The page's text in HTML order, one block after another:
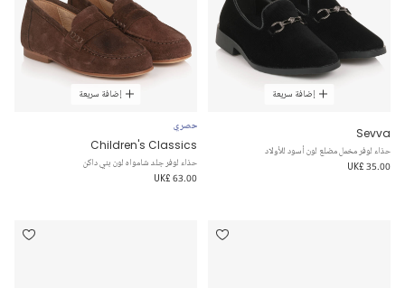
إضافة سريعة
Sevva
حذاء لوفر مخمل مضلع لون أسود للأولاد
UK£ 35.00
إضافة سريعة
حصري
Children's Classics
حذاء لوفر جلد شامواه لون بني داكن
UK£ 63.00